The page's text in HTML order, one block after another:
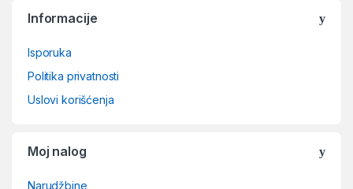
Informacije
Isporuka
Politika privatnosti
Uslovi korišćenja
Moj nalog
Narudžbine